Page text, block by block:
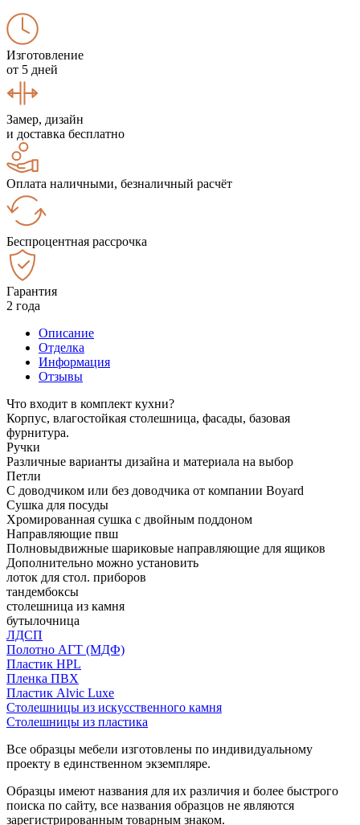
Изготовление
от 5 дней
Замер, дизайн
и доставка бесплатно
Оплата наличными, безналичный расчёт
Беспроцентная рассрочка
Гарантия
2 года
Описание
Отделка
Информация
Отзывы
Что входит в комплект кухни?
Корпус, влагостойкая столешница, фасады, базовая
фурнитура.
Ручки
Различные варианты дизайна и материала на выбор
Петли
С доводчиком или без доводчика от компании Boyard
Сушка для посуды
Хромированная сушка с двойным поддоном
Направляющие пвш
Полновыдвижные шариковые направляющие для ящиков
Дополнительно можно установить
лоток для стол. приборов
тандембоксы
столешница из камня
бутылочница
ЛДСП
Полотно АГТ (МДФ)
Пластик HPL
Пленка ПВХ
Пластик Alvic Luxe
Столешницы из искусственного камня
Столешницы из пластика
Все образцы мебели изготовлены по индивидуальному
проекту в единственном экземпляре.
Образцы имеют названия для их различия и более быстрого
поиска по сайту, все названия образцов не являются
зарегистрированным товарным знаком.